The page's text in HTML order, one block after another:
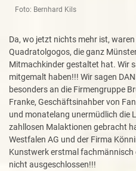
Foto: Bernhard Kils
Da, wo jetzt nichts mehr ist,
Quadratolgogos, die ganz
Mitmachkinder gestaltet hat. Wir
mitgemalt haben!!! Wir sagen
besonders an die Firmengruppe
Franke, Geschäftsinahber von
und monatelang unermüdlich die
zahllosen Malaktionen gebracht
Westfalen AG und der Firma
Kunstwerk erstmal fachmännisch
nicht ausgeschlossen!!!